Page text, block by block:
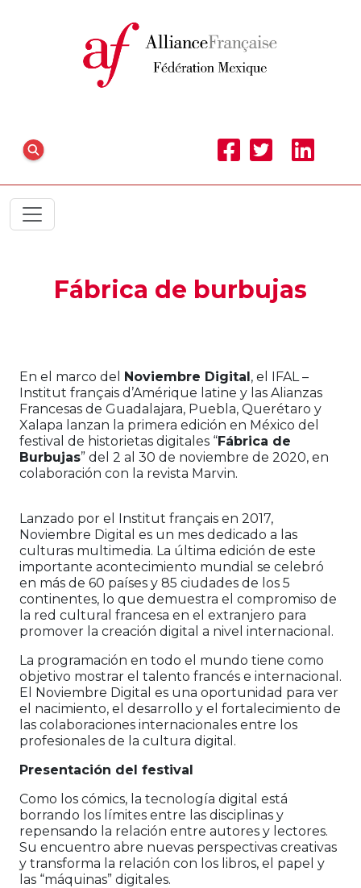
Fábrica de burbujas
En el marco del Noviembre Digital, el IFAL –
Institut français d’Amérique latine y las Alianzas
Francesas de Guadalajara, Puebla, Querétaro y
Xalapa lanzan la primera edición en México del
festival de historietas digitales “Fábrica de
Burbujas” del 2 al 30 de noviembre de 2020, en
colaboración con la revista Marvin.
Lanzado por el Institut français en 2017,
Noviembre Digital es un mes dedicado a las
culturas multimedia. La última edición de este
importante acontecimiento mundial se celebró
en más de 60 países y 85 ciudades de los 5
continentes, lo que demuestra el compromiso de
la red cultural francesa en el extranjero para
promover la creación digital a nivel internacional.
La programación en todo el mundo tiene como
objetivo mostrar el talento francés e internacional.
El Noviembre Digital es una oportunidad para ver
el nacimiento, el desarrollo y el fortalecimiento de
las colaboraciones internacionales entre los
profesionales de la cultura digital.
Presentación del festival
Como los cómics, la tecnología digital está
borrando los límites entre las disciplinas y
repensando la relación entre autores y lectores.
Su encuentro abre nuevas perspectivas creativas
y transforma la relación con los libros, el papel y
las “máquinas” digitales.